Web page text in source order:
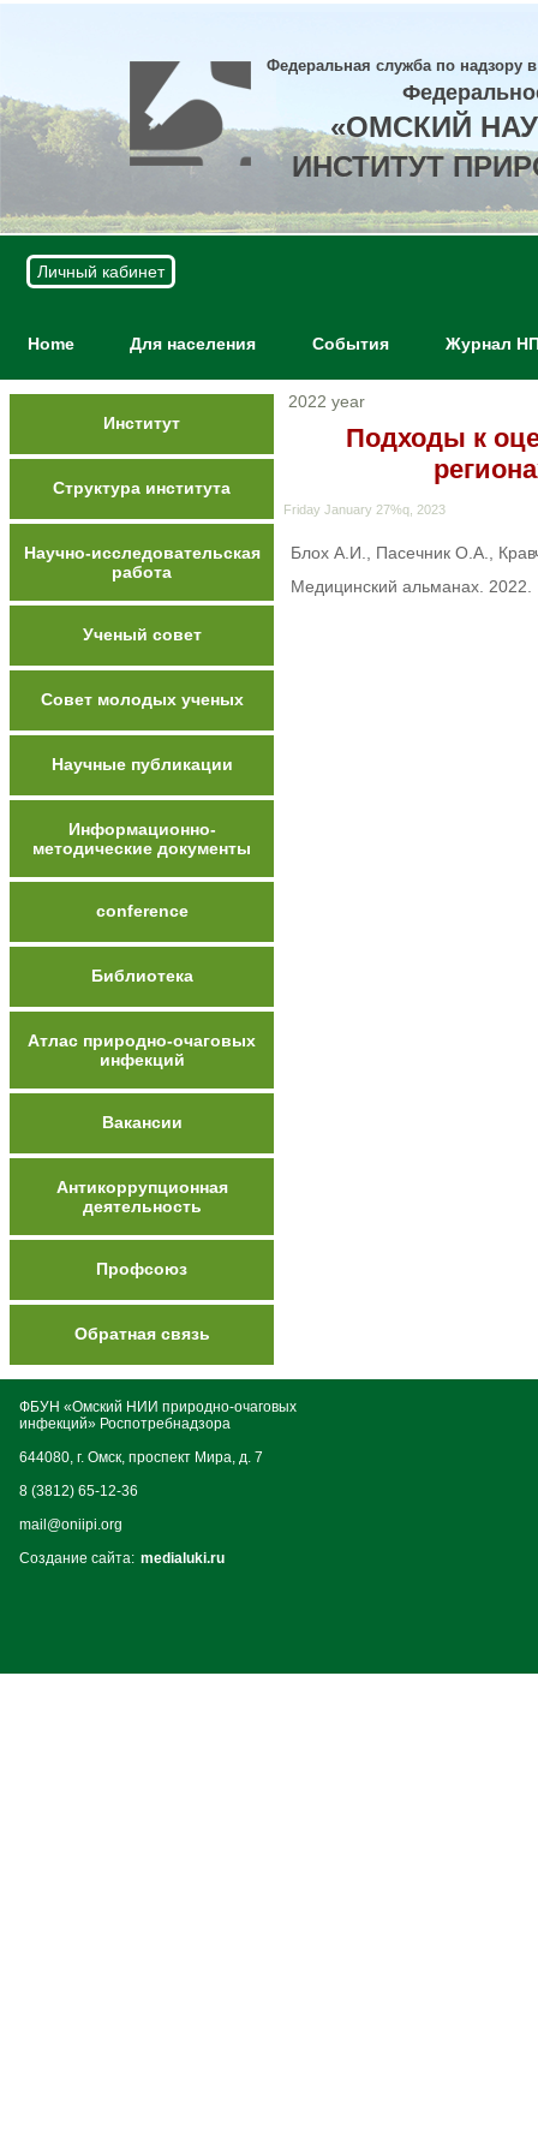
Федеральная служба по надзору
«ОМСКИЙ
ИНСТИТУТ
Личный кабинет
Home Для населения События Журнал
Институт
Структура института
Научно-исследовательская
работа
Ученый совет
Совет молодых ученых
Научные публикации
Информационно-
методические документы
conference
Библиотека
Атлас природно-очаговых
инфекций
Вакансии
Антикоррупционная
деятельность
Профсоюз
Обратная связь
2022 year
Подходы к
Friday January 27%q, 2023
Блох А.И., Пасечник О.А.,
Медицинский альманах.
ФБУН «Омский НИИ природно-очаговых
инфекций» Роспотребнадзора
644080, г. Омск, проспект Мира, д. 7
8 (3812) 65-12-36
mail@oniipi.org
Создание сайта: medialuki.ru